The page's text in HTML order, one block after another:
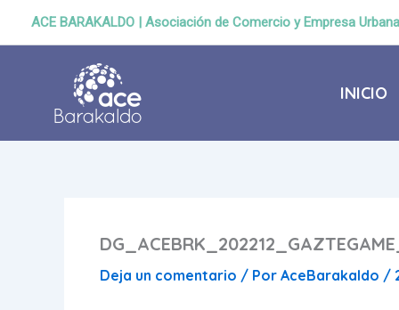
ACE BARAKALDO | Asociación de Comercio y Empresa Urbana
INICIO
Deja un comentario / Por AceBarakaldo /